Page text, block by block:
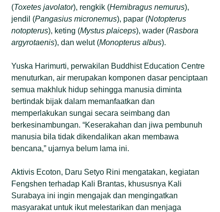
(Toxetes javolator), rengkik (Hemibragus nemurus),
jendil (Pangasius micronemus), papar (Notopterus
notopterus), keting (Mystus plaiceps), wader (Rasbora
argyrotaenis), dan welut (Monopterus albus).
Yuska Harimurti, perwakilan Buddhist Education Centre
menuturkan, air merupakan komponen dasar penciptaan
semua makhluk hidup sehingga manusia diminta
bertindak bijak dalam memanfaatkan dan
memperlakukan sungai secara seimbang dan
berkesinambungan. “Keserakahan dan jiwa pembunuh
manusia bila tidak dikendalikan akan membawa
bencana,” ujarnya belum lama ini.
Aktivis Ecoton, Daru Setyo Rini mengatakan, kegiatan
Fengshen terhadap Kali Brantas, khususnya Kali
Surabaya ini ingin mengajak dan mengingatkan
masyarakat untuk ikut melestarikan dan menjaga